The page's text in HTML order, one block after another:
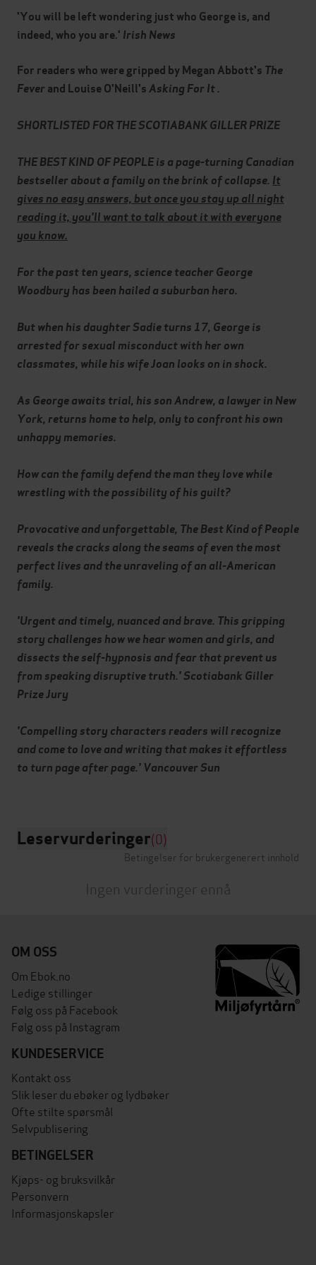
'You will be left wondering just who George is, and
indeed, who you are.' Irish News
For readers who were gripped by Megan Abbott's The
Fever and Louise O'Neill'sAsking For It .
SHORTLISTED FOR THE SCOTIABANK GILLER PRIZE
THE BEST KIND OF PEOPLE is a page-turning Canadian
bestseller about a family on the brink of collapse. It
gives no easy answers, but once you stay up all night
reading it, you'll want to talk about it with everyone
you know.
For the past ten years, science teacher George
Woodbury has been hailed a suburban hero.
But when his daughter Sadie turns 17, George is
arrested for sexual misconduct with her own
classmates, while his wife Joan looks on in shock.
As George awaits trial, his son Andrew, a lawyer in New
York, returns home to help, only to confront his own
unhappy memories.
How can the family defend the man they love while
wrestling with the possibility of his guilt?
Provocative and unforgettable, The Best Kind of People
reveals the cracks along the seams of even the most
perfect lives and the unraveling of an all-American
family.
'Urgent and timely, nuanced and brave. This gripping
story challenges how we hear women and girls, and
dissects the self-hypnosis and fear that prevent us
from speaking disruptive truth.' Scotiabank Giller
Prize Jury
'Compelling story characters readers will recognize
and come to love and writing that makes it effortless
to turn page after page.' Vancouver Sun
Leservurderinger(0)
Betingelser for brukergenerert innhold
Ingen vurderinger ennå
OM OSS
Om Ebok.no
Ledige stillinger
Følg oss på Facebook
Følg oss på Instagram
KUNDESERVICE
Kontakt oss
Slik leser du ebøker og lydbøker
Ofte stilte spørsmål
Selvpublisering
BETINGELSER
Kjøps- og bruksvilkår
Personvern
Informasjonskapsler